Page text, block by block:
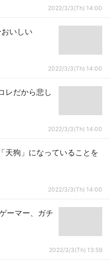
2022/3/3(Th) 14:00
いしい
2022/3/3(Th) 14:00
レだから悲し
2022/3/3(Th) 14:00
天狗」になっていることを
2022/3/3(Th) 14:00
ーマー、ガチ
2022/3/3(Th) 13:59